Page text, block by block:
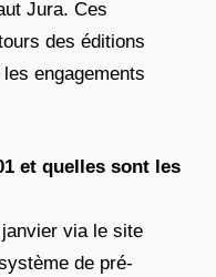
Jura. Ces
des éditions
engagements
et quelles sont les
via le site
de pré-